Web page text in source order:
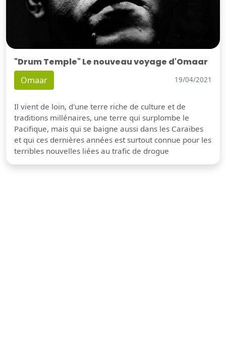
"Drum Temple" Le nouveau voyage d'Omaar
Omaar 19/04/2021
Il vient de loin, d'une terre riche de culture et de
traditions millénaires, une terre qui surplombe le
Pacifique, mais qui se baigne aussi dans les Caraïbes
et qui ces dernières années est surtout connue pour les
terribles nouvelles liées au trafic de drogue